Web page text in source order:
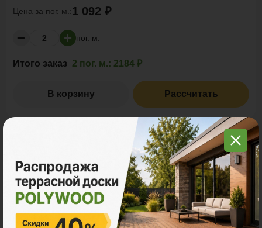
Цена за пог. м.:1 092 ₽
пог. м.
Итого заказ 2 пог. м.: 2184 ₽
В корзину Рассчитать
С этим товаром покупают